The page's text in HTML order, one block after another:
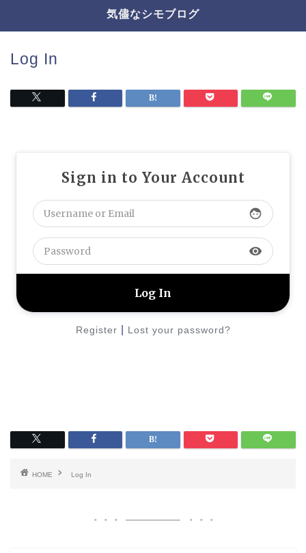
気儘なシモブログ
Log In
Sign in to Your Account
face
visibility
Register Lost your password?
HOME Log In